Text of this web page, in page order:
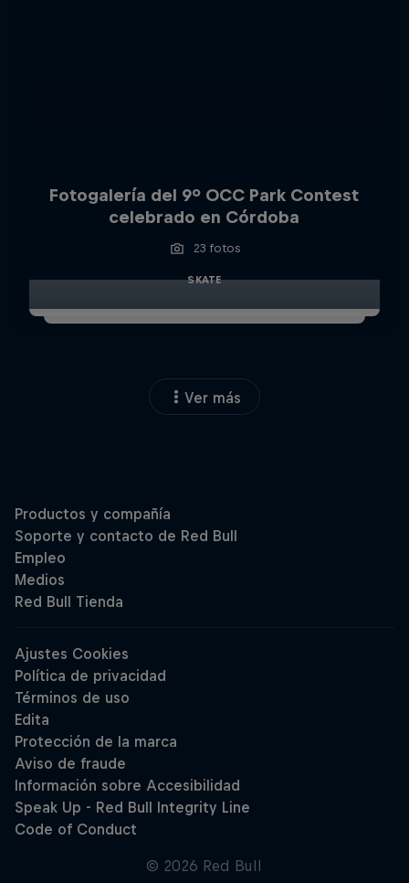
Fotogalería del 9º OCC Park Contest
celebrado en Córdoba
23 fotos
SKATE
Ver más